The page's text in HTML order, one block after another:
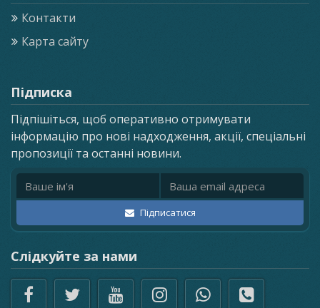
Контакти
Карта сайту
Підписка
Підпішіться, щоб оперативно отримувати
інформацію про нові надходження, акції, спеціальні
пропозиції та останні новини.
Ім'я Email адреса
Підписатися
Слідкуйте за нами